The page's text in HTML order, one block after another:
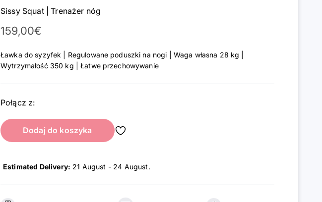
Sissy Squat | Trenażer nóg
Cena promocyjna
159,00€
Ławka do syzyfek | Regulowane poduszki na nogi | Waga własna 28 kg |
Wytrzymałość 350 kg | Łatwe przechowywanie
Połącz z:
Dodaj do koszyka
Estimated Delivery: 21 August - 24 August.